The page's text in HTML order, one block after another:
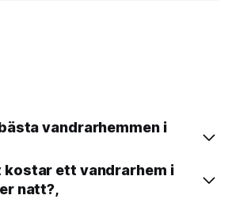
vandrarhemmen i
kostar ett vandrarhem i
natt?,